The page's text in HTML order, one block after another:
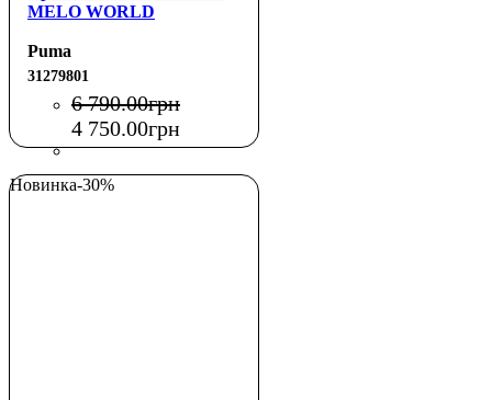
MELO WORLD
Puma
31279801
6 790.00грн
4 750.00грн
Новинка-30%